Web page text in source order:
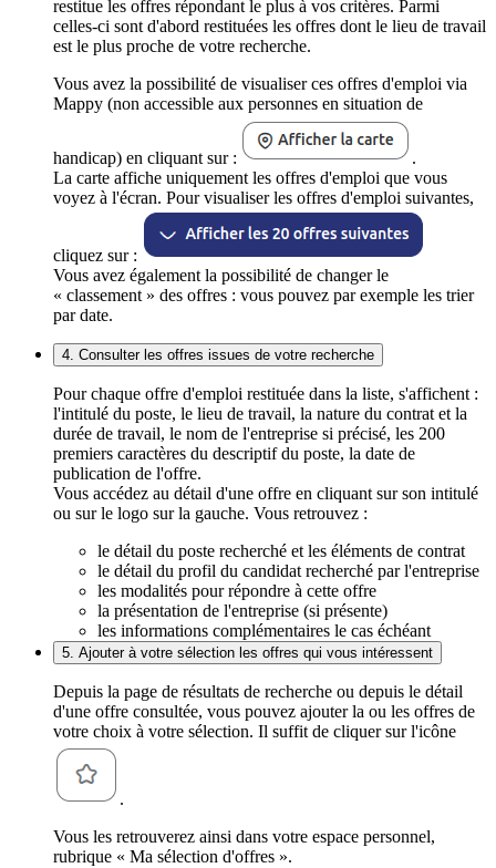
restitue les offres répondant le plus à vos critères. Parmi
celles-ci sont d'abord restituées les offres dont le lieu de travail
est le plus proche de votre recherche.
Vous avez la possibilité de visualiser ces offres d'emploi via
Mappy (non accessible aux personnes en situation de
handicap) en cliquant sur :
.
La carte affiche uniquement les offres d'emploi que vous
voyez à l'écran. Pour visualiser les offres d'emploi suivantes,
cliquez sur :
Vous avez également la possibilité de changer le
« classement » des offres : vous pouvez par exemple les trier
par date.
4. Consulter les offres issues de votre recherche
Pour chaque offre d'emploi restituée dans la liste, s'affichent :
l'intitulé du poste, le lieu de travail, la nature du contrat et la
durée de travail, le nom de l'entreprise si précisé, les 200
premiers caractères du descriptif du poste, la date de
publication de l'offre.
Vous accédez au détail d'une offre en cliquant sur son intitulé
ou sur le logo sur la gauche. Vous retrouvez :
le détail du poste recherché et les éléments de contrat
le détail du profil du candidat recherché par l'entreprise
les modalités pour répondre à cette offre
la présentation de l'entreprise (si présente)
les informations complémentaires le cas échéant
5. Ajouter à votre sélection les offres qui vous intéressent
Depuis la page de résultats de recherche ou depuis le détail
d'une offre consultée, vous pouvez ajouter la ou les offres de
votre choix à votre sélection. Il suffit de cliquer sur l'icône
.
Vous les retrouverez ainsi dans votre espace personnel,
rubrique « Ma sélection d'offres ».